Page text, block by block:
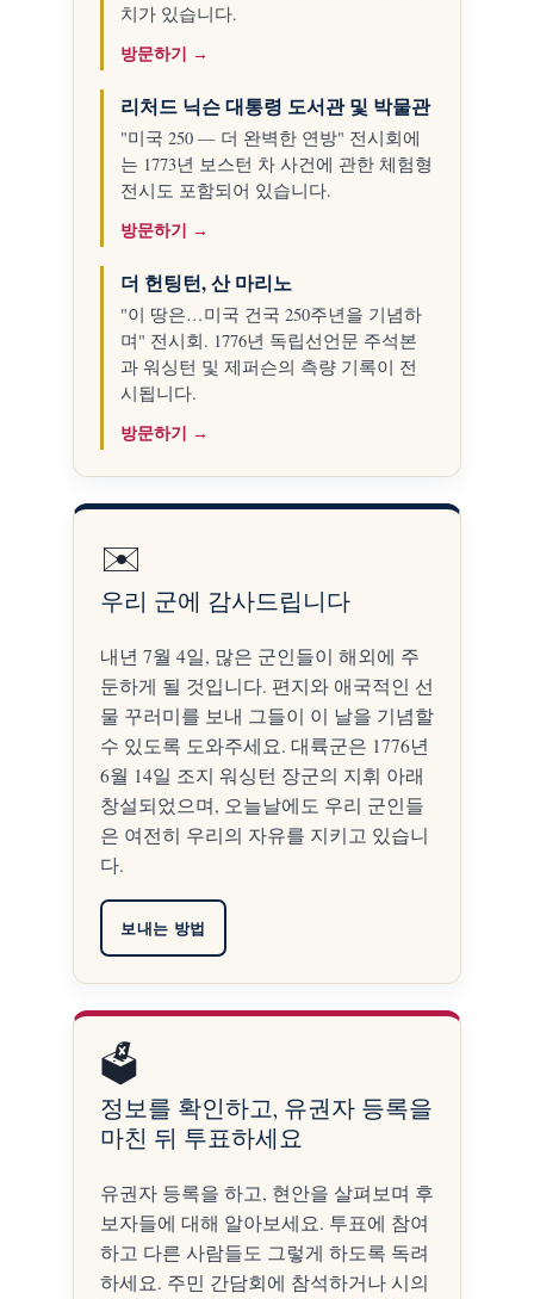
치가 있습니다.
방문하기 →
리처드 닉슨 대통령 도서관 및 박물관
"미국 250 — 더 완벽한 연방" 전시회에
는 1773년 보스턴 차 사건에 관한 체험형
전시도 포함되어 있습니다.
방문하기 →
더 헌팅턴, 산 마리노
"이 땅은…미국 건국 250주년을 기념하
며" 전시회. 1776년 독립선언문 주석본
과 워싱턴 및 제퍼슨의 측량 기록이 전
시됩니다.
방문하기 →
✉️
우리 군에 감사드립니다
내년 7월 4일, 많은 군인들이 해외에 주
둔하게 될 것입니다. 편지와 애국적인 선
물 꾸러미를 보내 그들이 이 날을 기념할
수 있도록 도와주세요. 대륙군은 1776년
6월 14일 조지 워싱턴 장군의 지휘 아래
창설되었으며, 오늘날에도 우리 군인들
은 여전히 우리의 자유를 지키고 있습니
다.
보내는 방법
🗳️
정보를 확인하고, 유권자 등록을
마친 뒤 투표하세요
유권자 등록을 하고, 현안을 살펴보며 후
보자들에 대해 알아보세요. 투표에 참여
하고 다른 사람들도 그렇게 하도록 독려
하세요. 주민 간담회에 참석하거나 시의